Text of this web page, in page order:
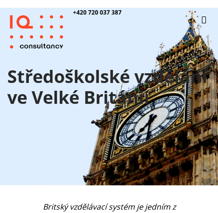
+420 720 037 387
Středoškolské vzdělání
ve Velké Británii
Britský vzdělávací systém je jedním z